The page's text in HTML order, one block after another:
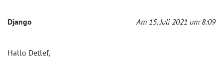
Django Am 15. Juli 2021 um 8:09
Hallo Detlef,